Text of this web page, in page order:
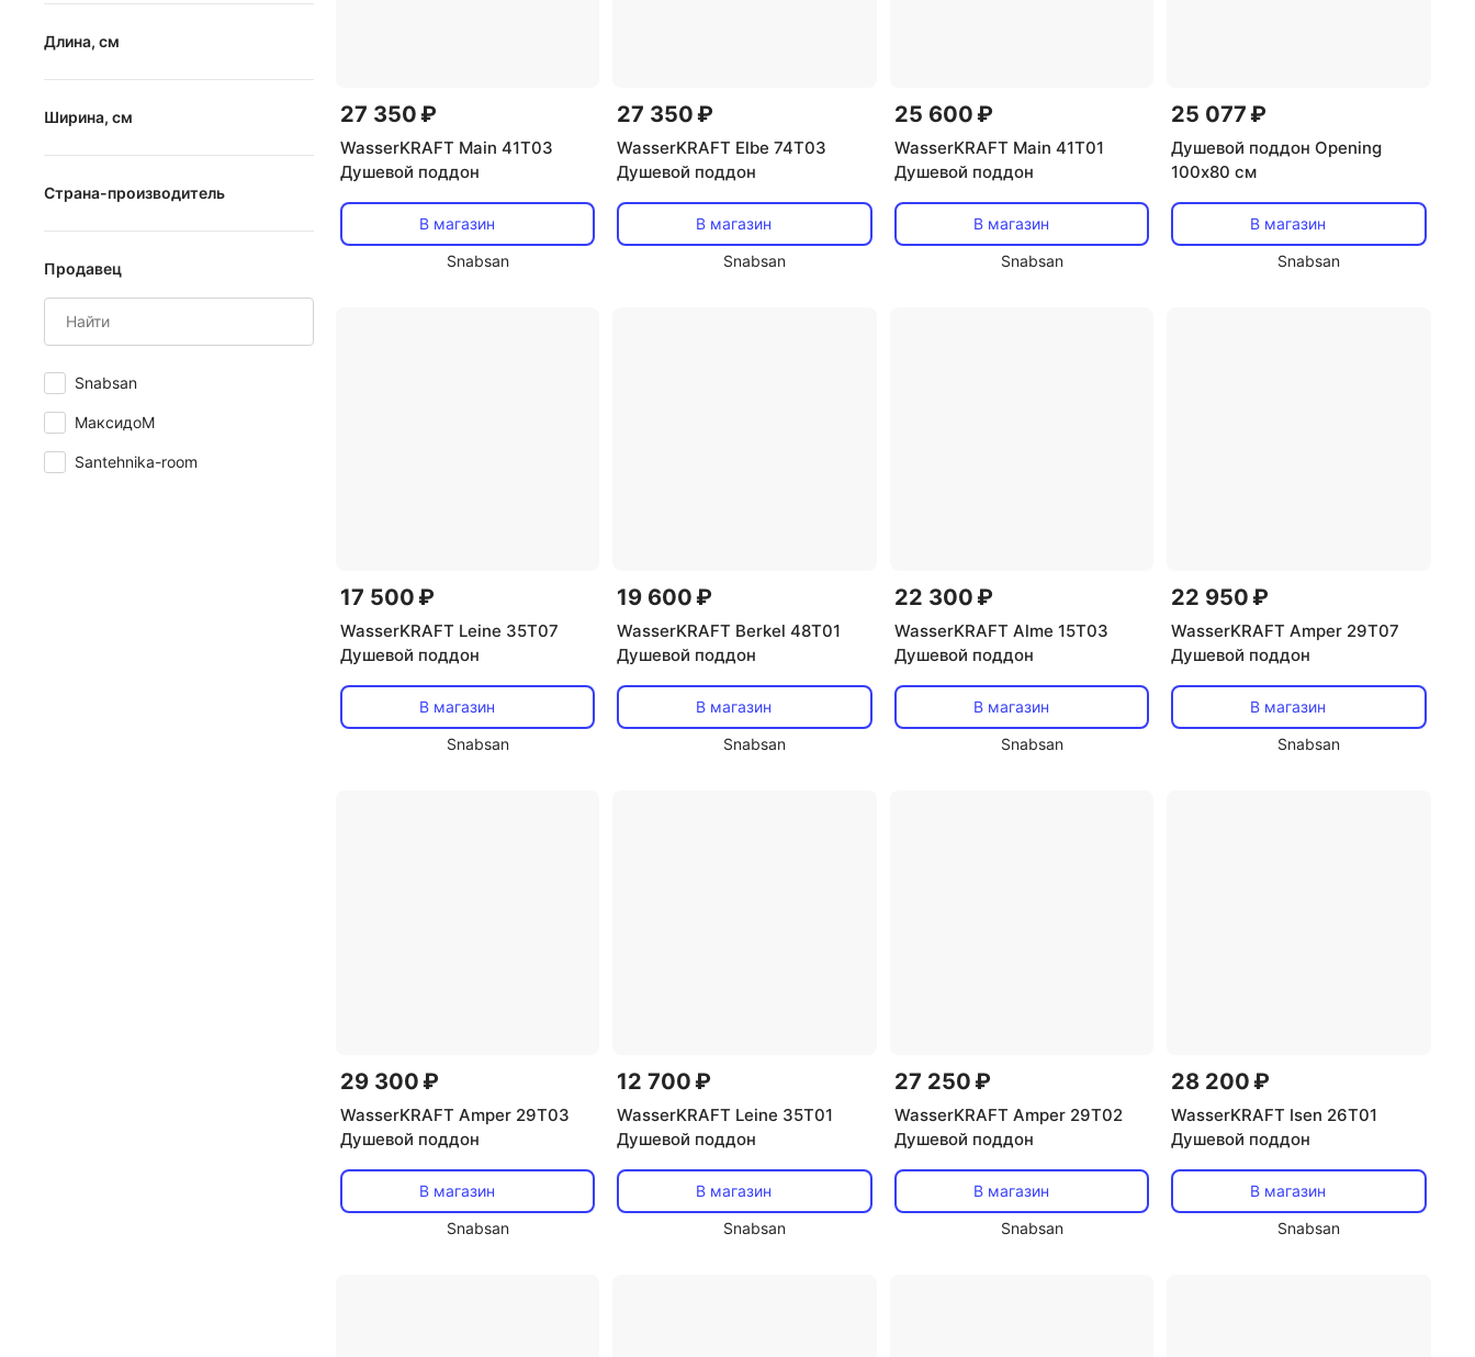
Длина, см
Ширина, см
Страна-производитель
Германия
Китай
Россия
Продавец
Snabsan
МаксидоМ
Santehnika-room
27 350 ₽
WasserKRAFT Main 41T03
Душевой поддон
В магазин
Snabsan
27 350 ₽
WasserKRAFT Elbe 74T03
Душевой поддон
В магазин
Snabsan
25 600 ₽
WasserKRAFT Main 41T01
Душевой поддон
В магазин
Snabsan
25 077 ₽
Душевой поддон Opening
100х80 см
В магазин
Snabsan
17 500 ₽
WasserKRAFT Leine 35T07
Душевой поддон
В магазин
Snabsan
19 600 ₽
WasserKRAFT Berkel 48T01
Душевой поддон
В магазин
Snabsan
22 300 ₽
WasserKRAFT Alme 15T03
Душевой поддон
В магазин
Snabsan
22 950 ₽
WasserKRAFT Amper 29T07
Душевой поддон
В магазин
Snabsan
29 300 ₽
WasserKRAFT Amper 29T03
Душевой поддон
В магазин
Snabsan
12 700 ₽
WasserKRAFT Leine 35T01
Душевой поддон
В магазин
Snabsan
27 250 ₽
WasserKRAFT Amper 29T02
Душевой поддон
В магазин
Snabsan
28 200 ₽
WasserKRAFT Isen 26T01
Душевой поддон
В магазин
Snabsan